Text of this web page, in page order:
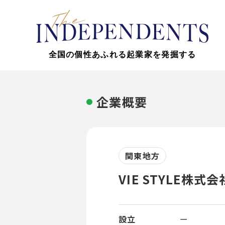
全国の個性あふれる起業家を発掘する
企業概要
関東地方
VIE STYLE株式会
設立
ー